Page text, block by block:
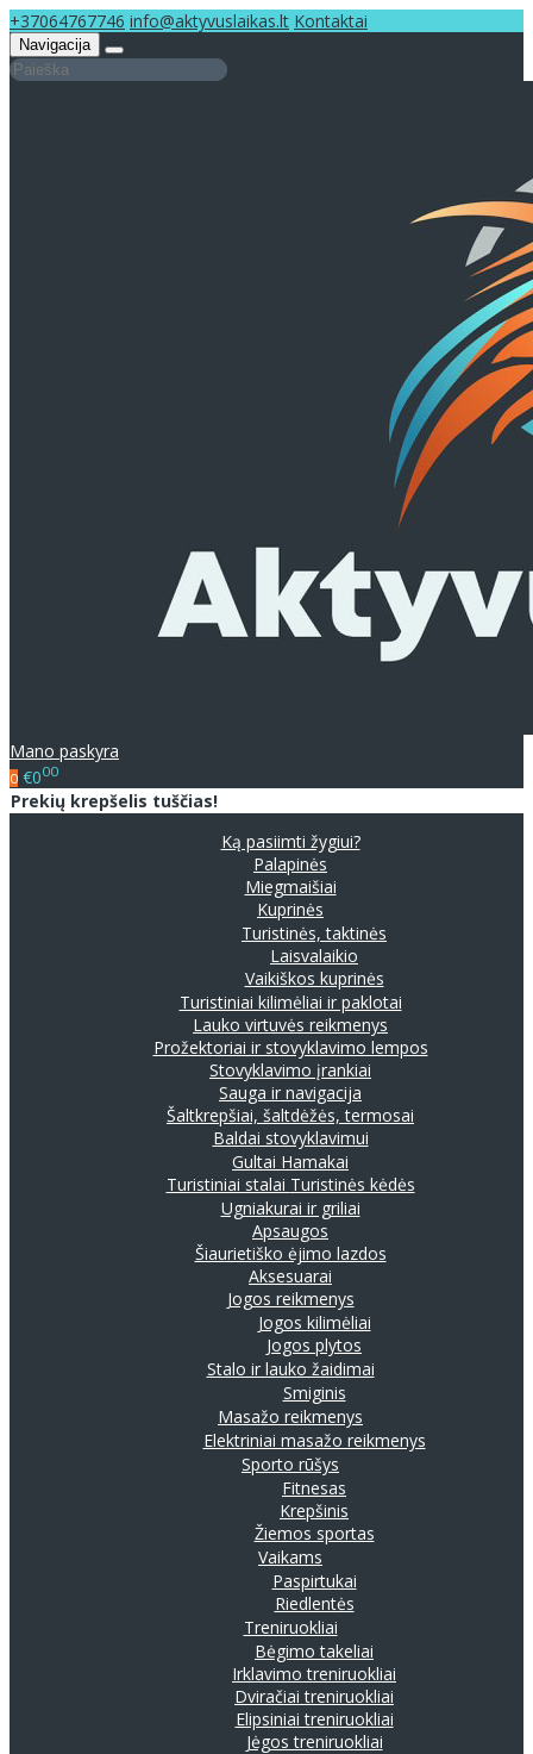
+37064767746 info@aktyvuslaikas.lt Kontaktai
Navigacija
Mano paskyra
0 €000
Prekių krepšelis tuščias!
Ką pasiimti žygiui?
Palapinės
Miegmaišiai
Kuprinės
Turistinės, taktinės
Laisvalaikio
Vaikiškos kuprinės
Turistiniai kilimėliai ir paklotai
Lauko virtuvės reikmenys
Prožektoriai ir stovyklavimo lempos
Stovyklavimo įrankiai
Sauga ir navigacija
Šaltkrepšiai, šaltdėžės, termosai
Baldai stovyklavimui
Gultai Hamakai
Turistiniai stalai Turistinės kėdės
Ugniakurai ir griliai
Apsaugos
Šiaurietiško ėjimo lazdos
Aksesuarai
Jogos reikmenys
Jogos kilimėliai
Jogos plytos
Stalo ir lauko žaidimai
Smiginis
Masažo reikmenys
Elektriniai masažo reikmenys
Sporto rūšys
Fitnesas
Krepšinis
Žiemos sportas
Vaikams
Paspirtukai
Riedlentės
Treniruokliai
Bėgimo takeliai
Irklavimo treniruokliai
Dviračiai treniruokliai
Elipsiniai treniruokliai
Jėgos treniruokliai